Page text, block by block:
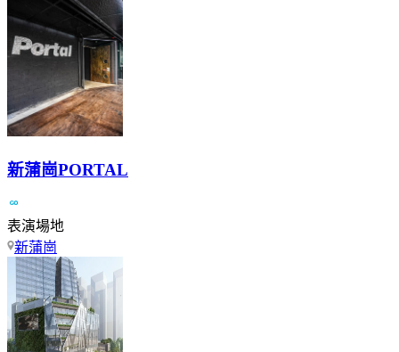
新蒲崗PORTAL
表演場地
新蒲崗